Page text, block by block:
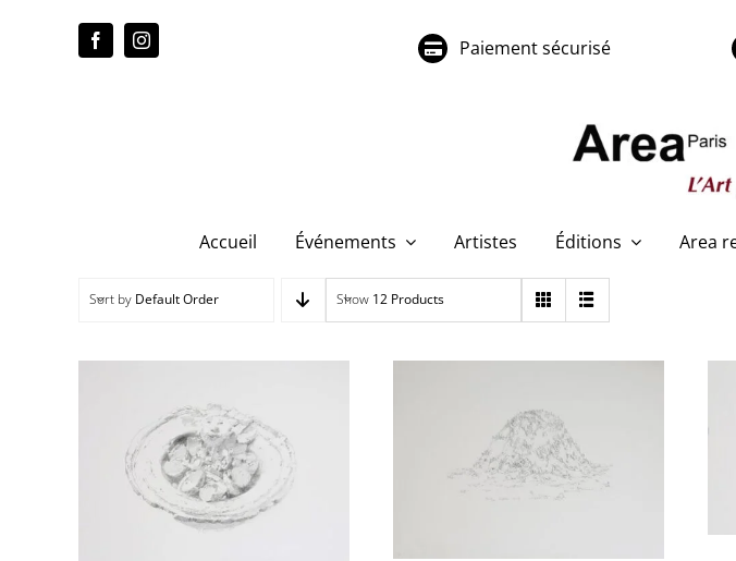
Paiement sécurisé
Accueil Événements Artistes Éditions Area
Sort by Default Order Show 12 Products
Philippe Garel – Sans
titre (14)
Philippe Garel – Sans
titre (15)